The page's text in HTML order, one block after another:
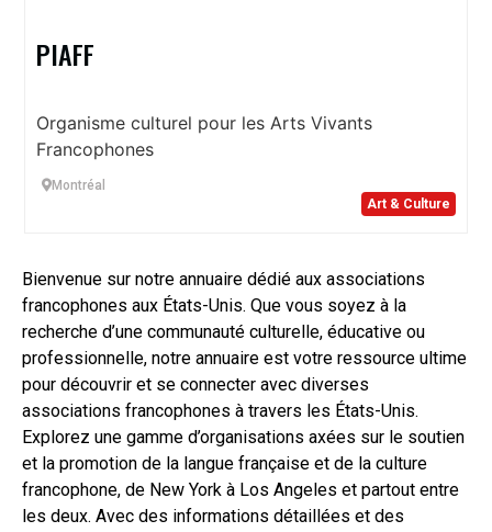
PIAFF
Organisme culturel pour les Arts Vivants
Francophones
Montréal
Art & Culture
Bienvenue sur notre annuaire dédié aux associations
francophones aux États-Unis. Que vous soyez à la
recherche d’une communauté culturelle, éducative ou
professionnelle, notre annuaire est votre ressource ultime
pour découvrir et se connecter avec diverses
associations francophones à travers les États-Unis.
Explorez une gamme d’organisations axées sur le soutien
et la promotion de la langue française et de la culture
francophone, de New York à Los Angeles et partout entre
les deux. Avec des informations détaillées et des